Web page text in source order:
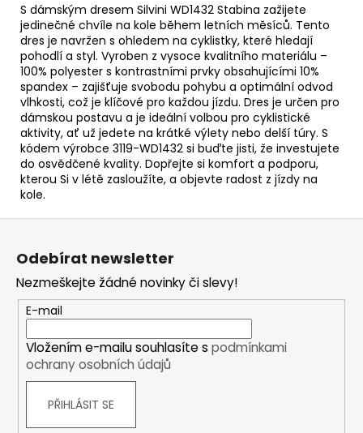
S dámským dresem Silvini WD1432 Stabina zažijete
jedinečné chvíle na kole během letních měsíců. Tento
dres je navržen s ohledem na cyklistky, které hledají
pohodlí a styl. Vyroben z vysoce kvalitního materiálu –
100% polyester s kontrastními prvky obsahujícími 10%
spandex – zajišťuje svobodu pohybu a optimální odvod
vlhkosti, což je klíčové pro každou jízdu. Dres je určen pro
dámskou postavu a je ideální volbou pro cyklistické
aktivity, ať už jedete na krátké výlety nebo delší túry. S
kódem výrobce 3119-WD1432 si buďte jisti, že investujete
do osvědčené kvality. Dopřejte si komfort a podporu,
kterou Si v létě zasloužíte, a objevte radost z jízdy na
kole.
Z
Odebírat newsletter
Nezmeškejte žádné novinky či slevy!
E-mail
Vložením e-mailu souhlasíte s podmínkami
ochrany osobních údajů
PŘIHLÁSIT SE